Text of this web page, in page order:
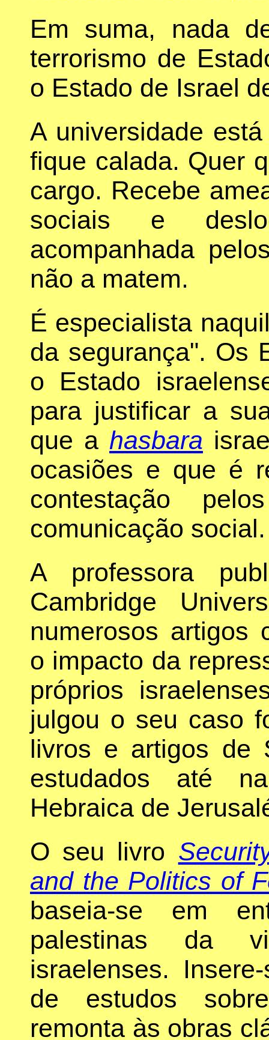
Em suma, nada
terrorismo de
o Estado de Israel
A universidade
fique calada. Quer
cargo. Recebe
sociais e
acompanhada
não a matem.
É especialista
da segurança". Os
o Estado
para justificar a
que a hasbara
ocasiões e que é
contestação
comunicação social.
A professora
Cambridge
numerosos artigos
o impacto da
próprios
julgou o seu caso
livros e artigos de
estudados até
Hebraica de
O seu livro
and the Politics of
baseia-se em
palestinas da
israelenses.
de estudos
remonta às obras